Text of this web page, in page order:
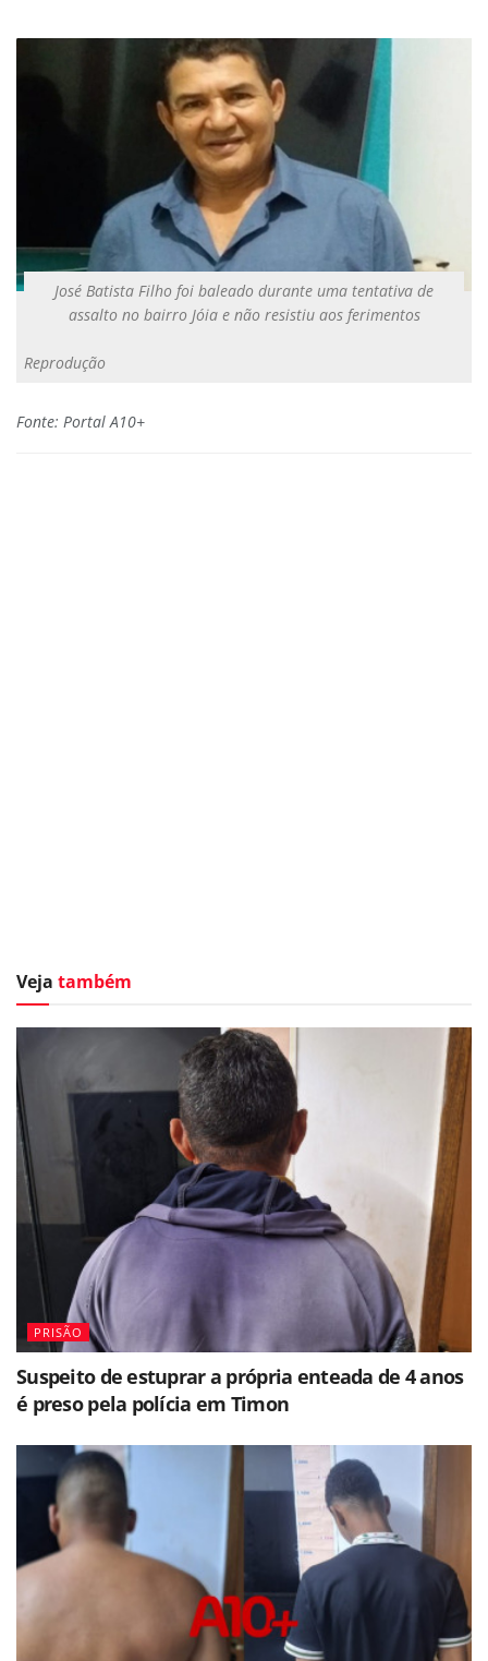
José Batista Filho foi baleado durante uma tentativa de
assalto no bairro Jóia e não resistiu aos ferimentos
Reprodução
Fonte: Portal A10+
Veja também
PRISÃO
Suspeito de estuprar a própria enteada de 4 anos
é preso pela polícia em Timon